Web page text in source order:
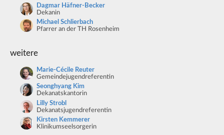
Dagmar Häfner-Becker
Dekanin
Michael Schlierbach
Pfarrer an der TH Rosenheim
weitere
Marie-Cécile Reuter
Gemeindejugendreferentin
Seonghyang Kim
Dekanatskantorin
Lilly Strobl
Dekanatsjugendreferentin
Kirsten Kemmerer
Klinikumseelsorgerin